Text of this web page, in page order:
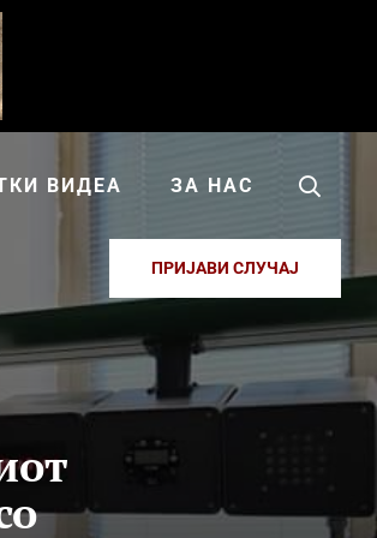
ВИДЕА ЗА НАС
ПРИЈАВИ СЛУЧАЈ